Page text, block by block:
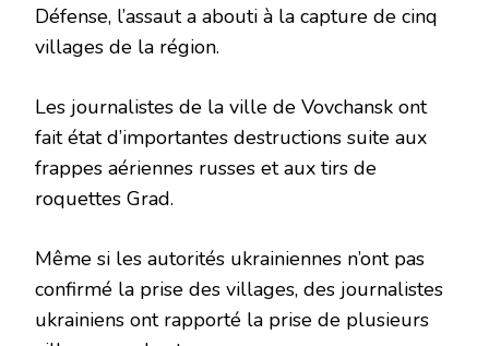
Défense, l’assaut a abouti à la capture de cinq
villages de la région.
Les journalistes de la ville de Vovchansk ont ​​
fait état d’importantes destructions suite aux
frappes aériennes russes et aux tirs de
roquettes Grad.
Même si les autorités ukrainiennes n’ont pas
confirmé la prise des villages, des journalistes
ukrainiens ont rapporté la prise de plusieurs